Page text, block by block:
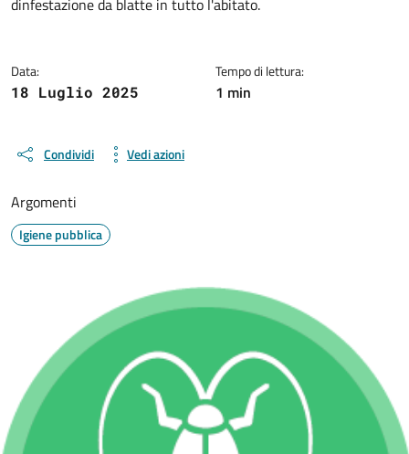
Data:
18 Luglio 2025
Tempo di lettura:
1 min
Condividi Vedi azioni
Argomenti
Igiene pubblica